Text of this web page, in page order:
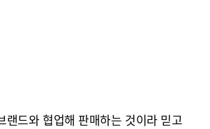
드와 협업해 판매하는 것이라 믿고